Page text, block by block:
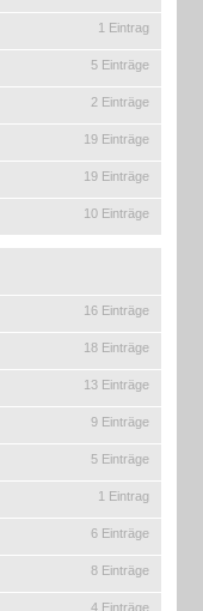
1 Eintrag
5 Einträge
2 Einträge
19 Einträge
19 Einträge
10 Einträge
16 Einträge
18 Einträge
13 Einträge
9 Einträge
5 Einträge
1 Eintrag
6 Einträge
8 Einträge
4 Einträge